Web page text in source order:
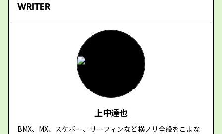
WRITER
上中達也
BMX、MX、スケボー、サーフィンなど横ノリ全般をこよな